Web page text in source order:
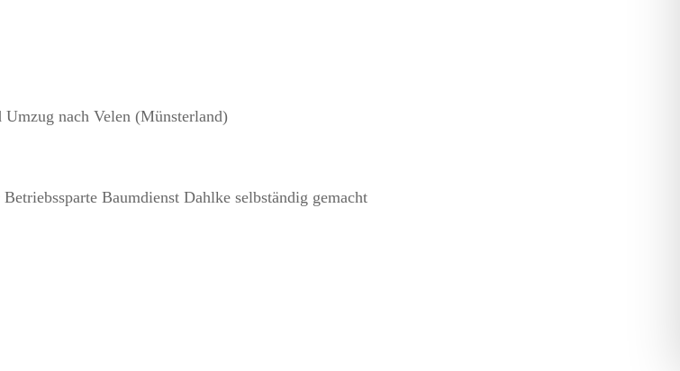
Umzug nach Velen (Münsterland)
Baumdienst Dahlke selbständig gemacht